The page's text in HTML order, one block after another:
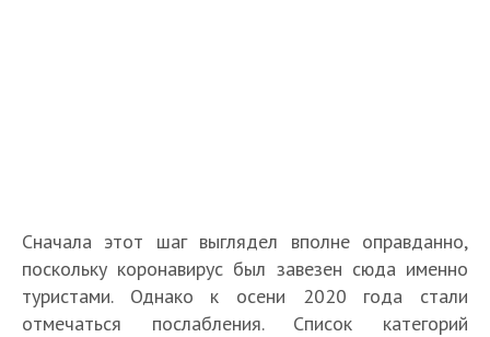
Сначала этот шаг выглядел вполне оправданно,
поскольку коронавирус был завезен сюда именно
туристами. Однако к осени 2020 года стали
отмечаться послабления. Список категорий